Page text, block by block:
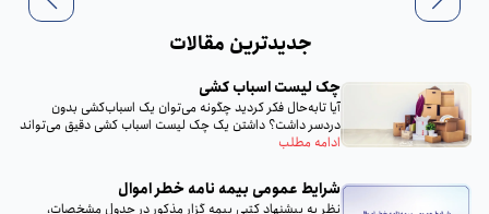
جدیدترین مقالات
چک لیست اسباب‌ کشی
آیا تا‌به‌حال فکر کردید چگونه می‌توان یک اسباب‌کشی بدون
دردسر داشت؟ داشتن یک چک لیست اسباب‌ کشی دقیق می‌تواند
تمام...
ادامه مطلب
شرایط عمومی بیمه‌ نامه خطر اموال
نظر به پيشنهاد كتبى بيمه گزار مذكور در جدول مشخصات،